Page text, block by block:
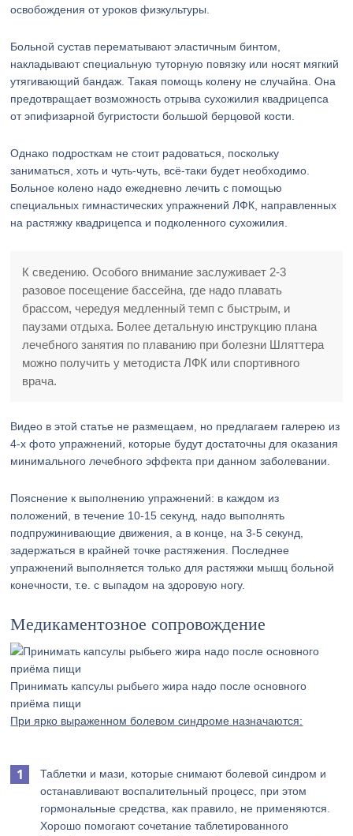
освобождения от уроков физкультуры.
Больной сустав перематывают эластичным бинтом,
накладывают специальную туторную повязку или носят мягкий
утягивающий бандаж. Такая помощь колену не случайна. Она
предотвращает возможность отрыва сухожилия квадрицепса
от эпифизарной бугристости большой берцовой кости.
Однако подросткам не стоит радоваться, поскольку
заниматься, хоть и чуть-чуть, всё-таки будет необходимо.
Больное колено надо ежедневно лечить с помощью
специальных гимнастических упражнений ЛФК, направленных
на растяжку квадрицепса и подколенного сухожилия.
К сведению. Особого внимание заслуживает 2-3
разовое посещение бассейна, где надо плавать
брассом, чередуя медленный темп с быстрым, и
паузами отдыха. Более детальную инструкцию плана
лечебного занятия по плаванию при болезни Шляттера
можно получить у методиста ЛФК или спортивного
врача.
Видео в этой статье не размещаем, но предлагаем галерею из
4-х фото упражнений, которые будут достаточны для оказания
минимального лечебного эффекта при данном заболевании.
Пояснение к выполнению упражнений: в каждом из
положений, в течение 10-15 секунд, надо выполнять
подпружинивающие движения, а в конце, на 3-5 секунд,
задержаться в крайней точке растяжения. Последнее
упражнений выполняется только для растяжки мышц больной
конечности, т.е. с выпадом на здоровую ногу.
Медикаментозное сопровождение
Принимать капсулы рыбьего жира надо после основного
приёма пищи
При ярко выраженном болевом синдроме назначаются:
Таблетки и мази, которые снимают болевой синдром и
останавливают воспалительный процесс, при этом
гормональные средства, как правило, не применяются.
Хорошо помогают сочетание таблетированного